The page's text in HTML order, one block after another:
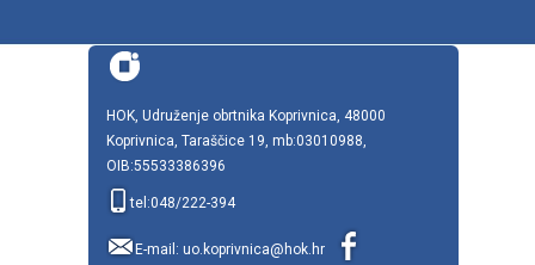
HOK, Udruženje obrtnika Koprivnica, 48000
Koprivnica, Taraščice 19, mb:03010988,
OIB:55533386396
tel:048/222-394
E-mail: uo.koprivnica@hok.hr